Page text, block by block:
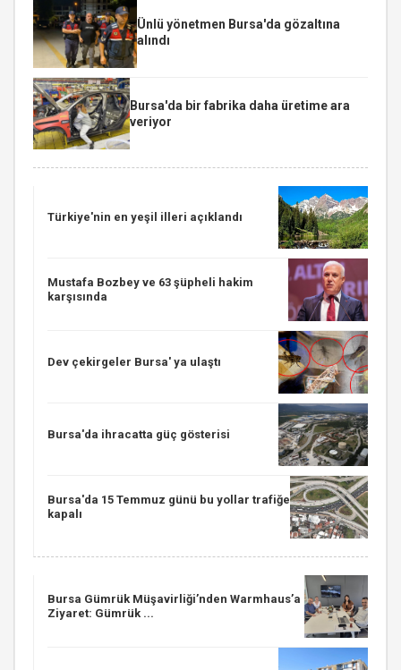
Ünlü yönetmen Bursa'da gözaltına
alındı
Bursa'da bir fabrika daha üretime ara
veriyor
Türkiye'nin en yeşil illeri açıklandı
Mustafa Bozbey ve 63 şüpheli hakim
karşısında
Dev çekirgeler Bursa' ya ulaştı
Bursa'da ihracatta güç gösterisi
Bursa'da 15 Temmuz günü bu yollar trafiğe
kapalı
Bursa Gümrük Müşavirliği’nden Warmhaus’a
Ziyaret: Gümrük ...